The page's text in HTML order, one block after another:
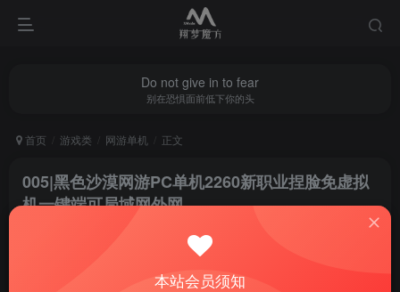
Do not give in to fear
别在恐惧面前低下你的头
首页 游戏类 网游单机 正文
005|黑色沙漠网游PC单机2260新职业捏脸免虚拟
机一键端可局域网外网
本站会员须知